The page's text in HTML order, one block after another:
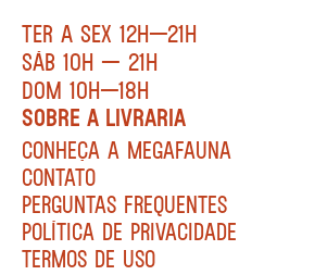
TER A SEX 12H—21H
SÁB 10H — 21H
DOM 10H—18H
SOBRE A LIVRARIA
CONHEÇA A MEGAFAUNA
CONTATO
PERGUNTAS FREQUENTES
POLÍTICA DE PRIVACIDADE
TERMOS DE USO